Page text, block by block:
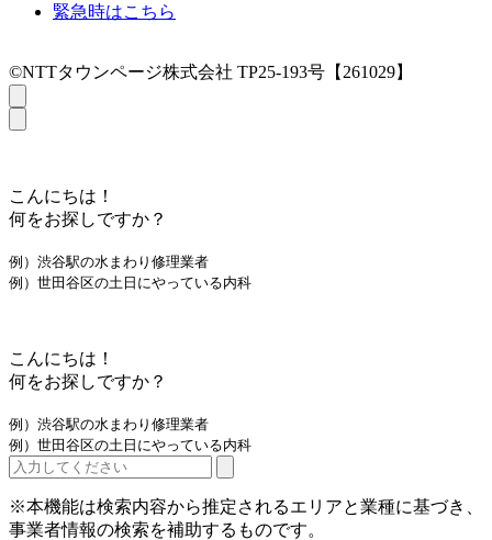
緊急時はこちら
©NTTタウンページ株式会社 TP25-193号【261029】
こんにちは！
何をお探しですか？
例）渋谷駅の水まわり修理業者
例）世田谷区の土日にやっている内科
こんにちは！
何をお探しですか？
例）渋谷駅の水まわり修理業者
例）世田谷区の土日にやっている内科
※本機能は検索内容から推定されるエリアと業種に基づき、
事業者情報の検索を補助するものです。